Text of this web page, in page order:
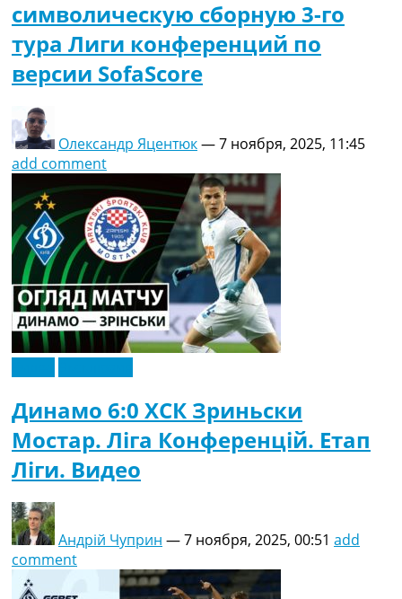
символическую сборную 3-го
тура Лиги конференций по
версии SofaScore
Олександр Яцентюк—7 ноября, 2025, 11:45
add comment
Динамо 6:0 ХСК Зриньски
Мостар. Ліга Конференцій. Етап
Ліги. Видео
Андрій Чуприн —7 ноября, 2025, 00:51 add
comment